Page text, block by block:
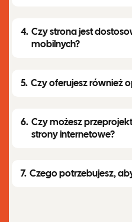
Czy strona jest
mobilnych?
Czy oferujesz również
Czy możesz
strony internetowe?
Czego potrzebujesz,